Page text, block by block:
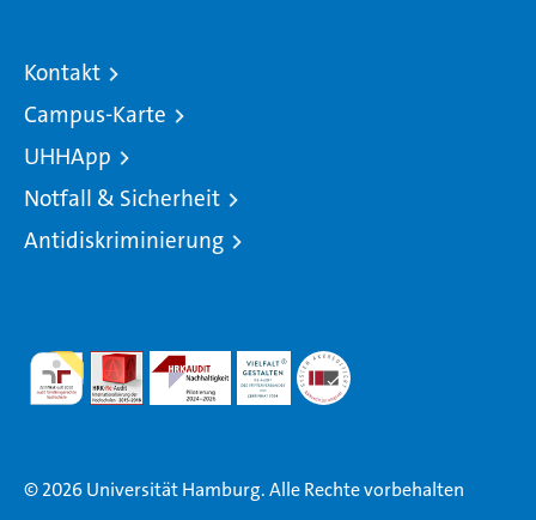
Kontakt
Campus-Karte
UHHApp
Notfall & Sicherheit
Antidiskriminierung
© 2026 Universität Hamburg. Alle Rechte vorbehalten